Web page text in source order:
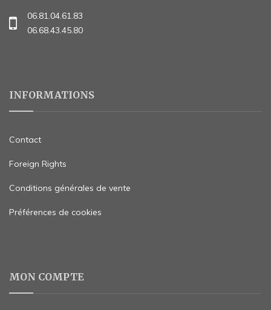
06.81.04.61.83
06.68.43.45.80
INFORMATIONS
Contact
Foreign Rights
Conditions générales de vente
Préférences de cookies
MON COMPTE